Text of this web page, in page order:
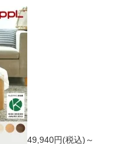
49,940円(税込)～